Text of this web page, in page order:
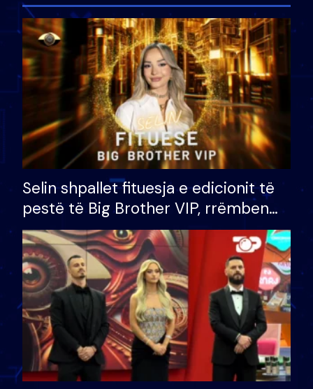
Selin shpallet fituesja e edicionit të
pestë të Big Brother VIP, rrëmben
çmimin e madh prej 100 mijë eurosh